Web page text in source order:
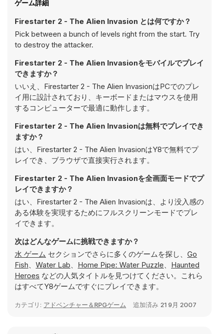
ゲーム詳細
Firestarter 2 - The Alien Invasion とは何ですか？
Pick between a bunch of levels right from the start. Try
to destroy the attacker.
Firestarter 2 - The Alien Invasionをモバイルでプレイ
できますか？
いいえ、Firestarter 2 - The Alien InvasionはPCでのプレ
イ用に設計されており、キーボードまたはマウスを使用
するコンピューターで最適に動作します。
Firestarter 2 - The Alien Invasionは無料でプレイでき
ますか？
はい、Firestarter 2 - The Alien InvasionはY8で無料でプ
レイでき、ブラウザで直接実行されます。
Firestarter 2 - The Alien Invasionを全画面モードでプ
レイできますか？
はい、Firestarter 2 - The Alien Invasionは、より没入感の
ある体験を実現するためにフルスクリーンモードでプレ
イできます。
次はどんなゲームに挑戦できますか？
水 ゲーム セクションでさらに多くのゲームを探し、 Go
Fish、 Water Lab、 Home Pipe: Water Puzzle、 Haunted
Heroes などの人気タイトルを見つけてください。これら
はすべてY8ゲームですぐにプレイできます。
カテゴリ: アドベンチャー＆RPGゲーム 追加済み 21 9月 2007